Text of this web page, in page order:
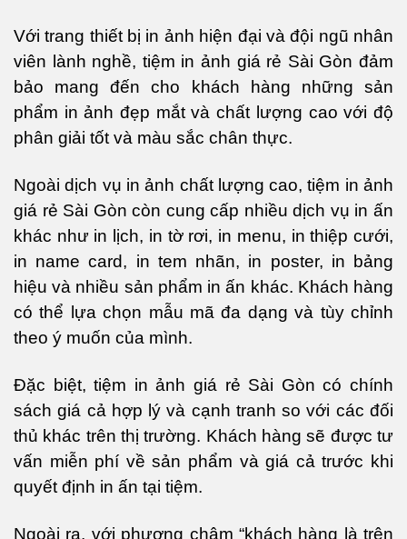
Với trang thiết bị in ảnh hiện đại và đội ngũ nhân
viên lành nghề, tiệm in ảnh giá rẻ Sài Gòn đảm
bảo mang đến cho khách hàng những sản
phẩm in ảnh đẹp mắt và chất lượng cao với độ
phân giải tốt và màu sắc chân thực.
Ngoài dịch vụ in ảnh chất lượng cao, tiệm in ảnh
giá rẻ Sài Gòn còn cung cấp nhiều dịch vụ in ấn
khác như in lịch, in tờ rơi, in menu, in thiệp cưới,
in name card, in tem nhãn, in poster, in bảng
hiệu và nhiều sản phẩm in ấn khác. Khách hàng
có thể lựa chọn mẫu mã đa dạng và tùy chỉnh
theo ý muốn của mình.
Đặc biệt, tiệm in ảnh giá rẻ Sài Gòn có chính
sách giá cả hợp lý và cạnh tranh so với các đối
thủ khác trên thị trường. Khách hàng sẽ được tư
vấn miễn phí về sản phẩm và giá cả trước khi
quyết định in ấn tại tiệm.
Ngoài ra, với phương châm “khách hàng là trên